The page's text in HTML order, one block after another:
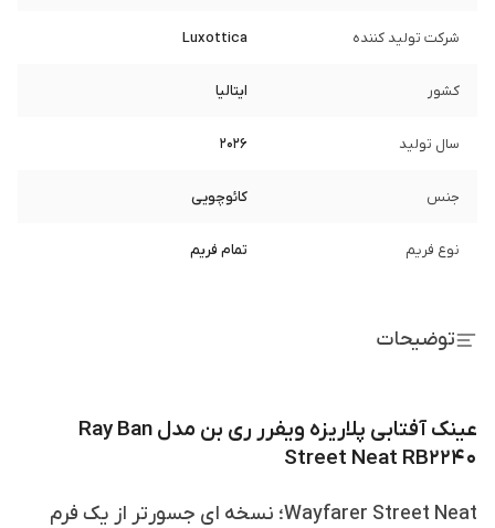
شرکت تولید کننده Luxottica
کشور ایتالیا
سال تولید 2026
جنس کائوچویی
نوع فریم تمام فریم
توضیحات
عینک آفتابی پلاریزه ویفرر ری بن مدل Ray Ban
Street Neat RB2240
Wayfarer Street Neat؛ نسخه ای جسورتر از یک فرم